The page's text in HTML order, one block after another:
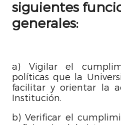
siguientes
generales:
a) Vigilar el
políticas que la
facilitar y orientar la
Institución.
b) Verificar el